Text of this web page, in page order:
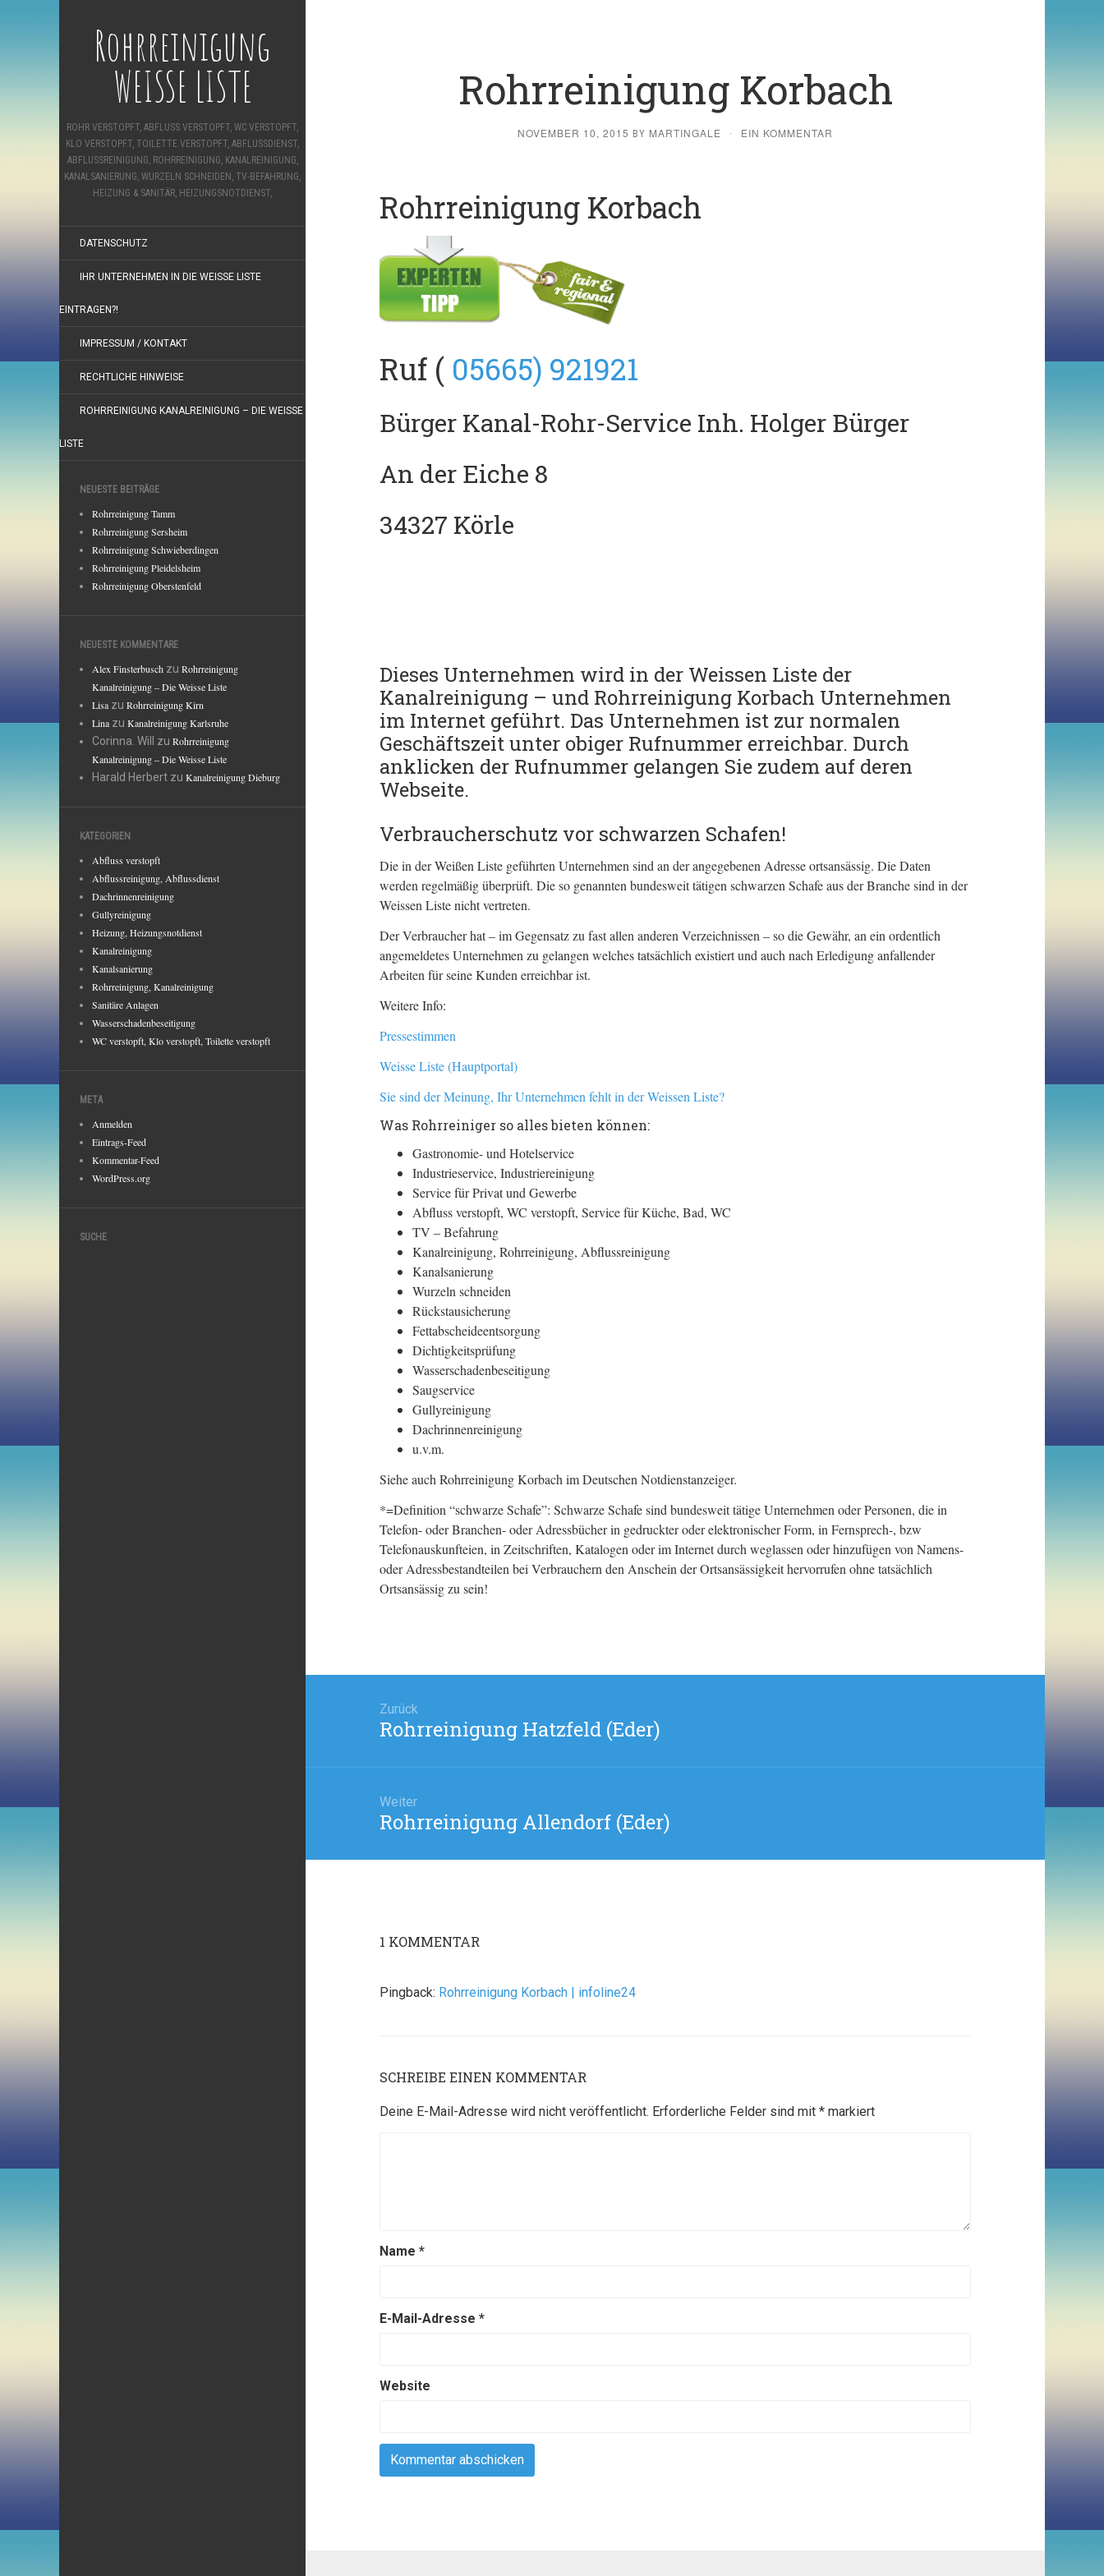
Rohrreinigung
WEISSE LISTE
ROHR VERSTOPFT, ABFLUSS VERSTOPFT, WC VERSTOPFT,
KLO VERSTOPFT, TOILETTE VERSTOPFT, ABFLUSSDIENST,
ABFLUSSREINIGUNG, ROHRREINIGUNG, KANALREINIGUNG,
KANALSANIERUNG, WURZELN SCHNEIDEN, TV-BEFAHRUNG,
HEIZUNG & SANITÄR, HEIZUNGSNOTDIENST,
DATENSCHUTZ
IHR UNTERNEHMEN IN DIE WEISSE LISTE E
INTRAGEN?!
IMPRESSUM / KONTAKT
RECHTLICHE HINWEISE
ROHRREINIGUNG KANALREINIGUNG – DIE WEISSE
LISTE
NEUESTE BEITRÄGE
Rohrreinigung Tamm
Rohrreinigung Sersheim
Rohrreinigung Schwieberdingen
Rohrreinigung Pleidelsheim
Rohrreinigung Oberstenfeld
NEUESTE KOMMENTARE
Alex Finsterbusch zu Rohrreinigung
Kanalreinigung – Die Weisse Liste
Lisa zu Rohrreinigung Kirn
Lina zu Kanalreinigung Karlsruhe
Corinna. Will
zu Rohrreinigung
Kanalreinigung – Die Weisse Liste
Harald Herbert zu Kanalreinigung Dieburg
KATEGORIEN
Abfluss verstopft
Abflussreinigung, Abflussdienst
Dachrinnenreinigung
Gullyreinigung
Heizung, Heizungsnotdienst
Kanalreinigung
Kanalsanierung
Rohrreinigung, Kanalreinigung
Sanitäre Anlagen
Wasserschadenbeseitigung
WC verstopft, Klo verstopft, Toilette verstopft
META
Anmelden
Eintrags-Feed
Kommentar-Feed
WordPress.org
SUCHE
Rohrreinigung Korbach
NOVEMBER 10, 2015 BY MARTINGALE · EIN KOMMENTAR
Rohrreinigung Korbach
Ruf ( 05665) 921921
Bürger Kanal-Rohr-Service Inh. Holger Bürger
An der Eiche 8
34327 Körle
Dieses Unternehmen wird in der Weissen Liste der
Kanalreinigung – und Rohrreinigung Korbach Unternehmen
im Internet geführt. Das Unternehmen ist zur normalen
Geschäftszeit unter obiger Rufnummer erreichbar. Durch
anklicken der Rufnummer gelangen Sie zudem auf deren
Webseite.
Verbraucherschutz vor schwarzen Schafen!
Die in der Weißen Liste geführten Unternehmen sind an der angegebenen Adresse ortsansässig. Die Daten
werden regelmäßig überprüft. Die so genannten bundesweit tätigen schwarzen Schafe aus der Branche sind in der
Weissen Liste nicht vertreten.
Der Verbraucher hat – im Gegensatz zu fast allen anderen Verzeichnissen – so die Gewähr, an ein ordentlich
angemeldetes Unternehmen zu gelangen welches tatsächlich existiert und auch nach Erledigung anfallender
Arbeiten für seine Kunden erreichbar ist.
Weitere Info:
Pressestimmen
Weisse Liste (Hauptportal)
Sie sind der Meinung, Ihr Unternehmen fehlt in der Weissen Liste?
Was Rohrreiniger so alles bieten können:
Gastronomie- und Hotelservice
Industrieservice, Industriereinigung
Service für Privat und Gewerbe
Abfluss verstopft, WC verstopft, Service für Küche, Bad, WC
TV – Befahrung
Kanalreinigung, Rohrreinigung, Abflussreinigung
Kanalsanierung
Wurzeln schneiden
Rückstausicherung
Fettabscheideentsorgung
Dichtigkeitsprüfung
Wasserschadenbeseitigung
Saugservice
Gullyreinigung
Dachrinnenreinigung
u.v.m.
Siehe auch Rohrreinigung Korbach im Deutschen Notdienstanzeiger.
*=Definition “schwarze Schafe”: Schwarze Schafe sind bundesweit tätige Unternehmen oder Personen, die in
Telefon- oder Branchen- oder Adressbücher in gedruckter oder elektronischer Form, in Fernsprech-, bzw
Telefonauskunfteien, in Zeitschriften, Katalogen oder im Internet durch weglassen oder hinzufügen von Namens-
oder Adressbestandteilen bei Verbrauchern den Anschein der Ortsansässigkeit hervorrufen ohne tatsächlich
Ortsansässig zu sein!
Zurück
Vorheriger
Rohrreinigung Hatzfeld (Eder)
Weiter
Nächster
Rohrreinigung Allendorf (Eder)
1 KOMMENTAR
Pingback: Rohrreinigung Korbach | infoline24
SCHREIBE EINEN KOMMENTAR
Deine E-Mail-Adresse wird nicht veröffentlicht. Erforderliche Felder sind mit * markiert
Name *
E-Mail-Adresse *
Website